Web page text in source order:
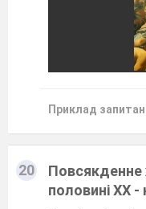
Приклад
20
Повсякденне
половині ХХ -